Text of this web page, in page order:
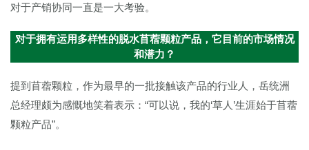
对于产销协同一直是一大考验。
对于拥有运用多样性的脱水苜蓿颗粒产品，它目前的市场情况
和潜力？
提到苜蓿颗粒，作为最早的一批接触该产品的行业人，岳统洲
总经理颇为感慨地笑着表示：“可以说，我的‘草人’生涯始于苜蓿
颗粒产品”。